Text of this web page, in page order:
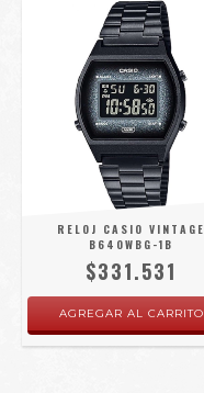
RELOJ CASIO VINTAGE
B640WBG-1B
$331.531